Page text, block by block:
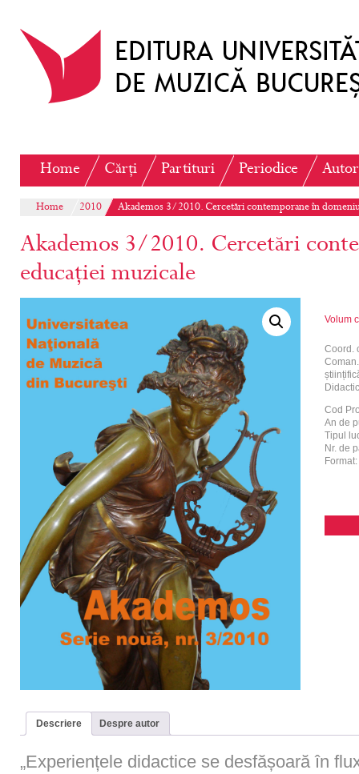
Home Cărți Partituri Periodice
Home 2010 Akademos 3/2010. Cercetări contemporane în
Akademos 3/2010. Cercetări
educației muzicale
Volum
Coord.
Cod
An de
Tipul
Nr. de
Format:
Descriere Despre autor
„Experiențele didactice se desfășoară în